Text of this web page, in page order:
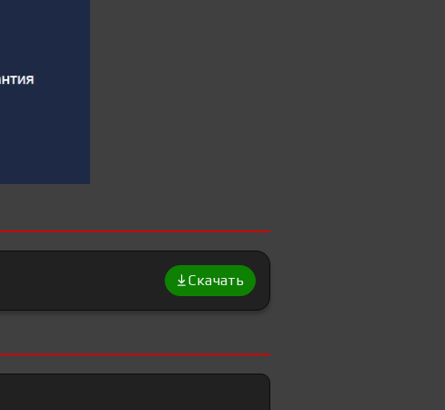
Скачать